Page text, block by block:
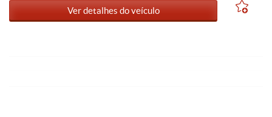
Ver detalhes do veículo